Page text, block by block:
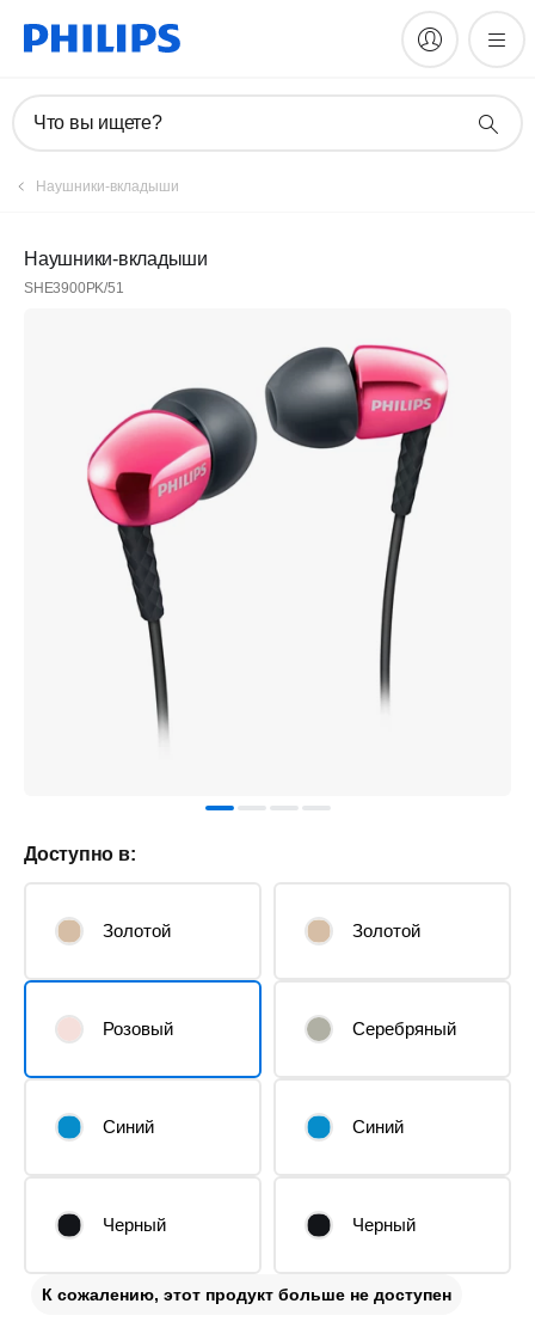
Что вы ищете?
Наушники-вкладыши
Наушники-вкладыши
SHE3900PK/51
Доступно в:
Золотой Золотой
Розовый Серебряный
Синий Синий
Черный Черный
К сожалению, этот продукт больше не доступен